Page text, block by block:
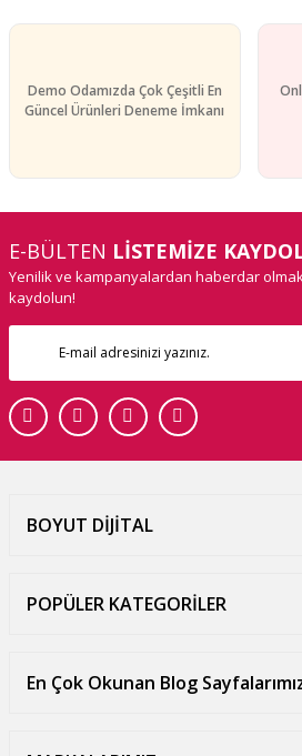
Demo Odamızda Çok Çeşitli En
Güncel Ürünleri Deneme İmkanı
E-BÜLTEN LİSTEMİZE
Yenilik ve kampanyalardan haberdar
kaydolun!
BOYUT DİJİTAL
POPÜLER KATEGORİLER
En Çok Okunan Blog